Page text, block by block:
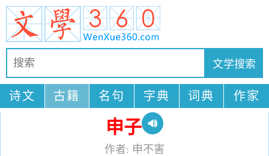
诗文 古籍 名句 字典 词典 作家
申子
作者: 申不害